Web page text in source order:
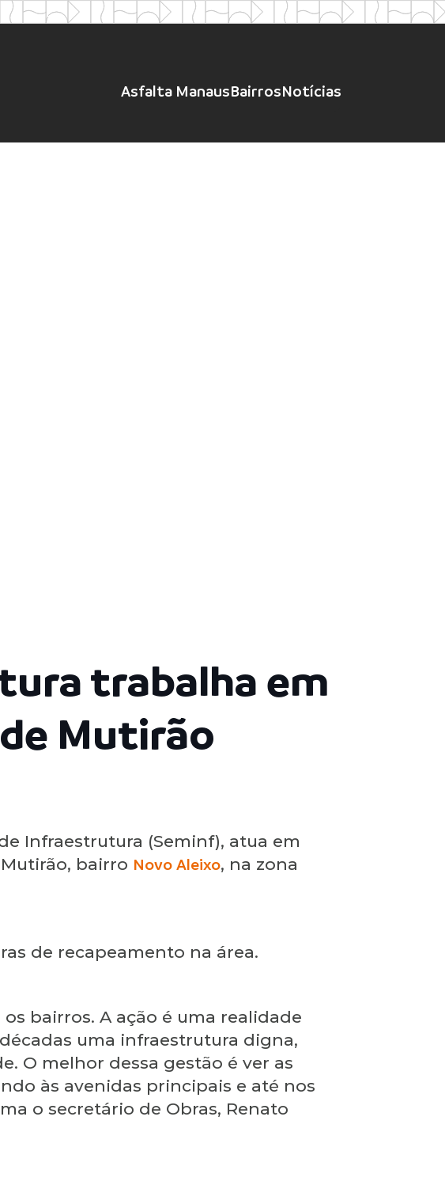
Asfalta ManausBairrosNotícias
trabalha em
Mutirão
Infraestrutura (Seminf), atua em
bairro Novo Aleixo, na zona
de recapeamento na área.
bairros. A ação é uma realidade
uma infraestrutura digna,
O melhor dessa gestão é ver as
às avenidas principais e até nos
o secretário de Obras, Renato